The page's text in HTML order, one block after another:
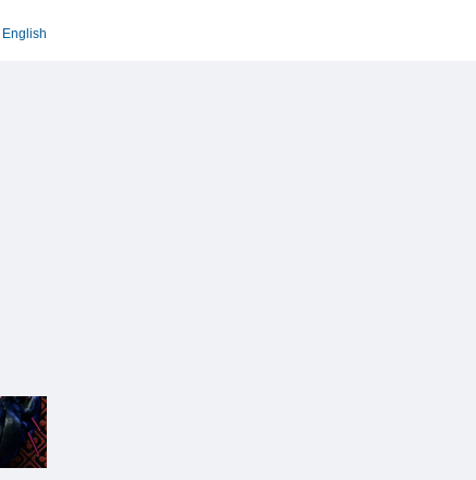
English